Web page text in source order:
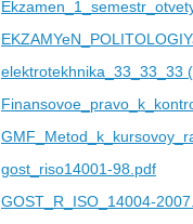
elektrotekhnika_33_33_33
gost_riso14001-98.pdf
GOST_R_ISO_14004-